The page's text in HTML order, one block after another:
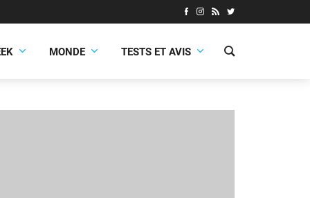
MONDE TESTS ET AVIS